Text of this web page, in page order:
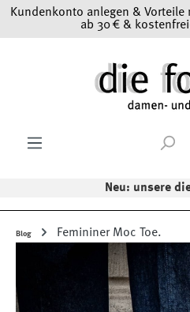
Zum Hauptinhalt springen
Kundenkonto anlegen & Vorteile
ab 30 € &
Neu: unsere
Blog Femininer Moc Toe.